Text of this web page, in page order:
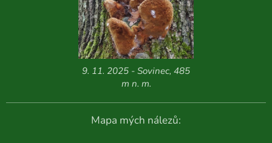
9. 11. 2025 - Sovinec, 485
m n. m.
Mapa mých nálezů: